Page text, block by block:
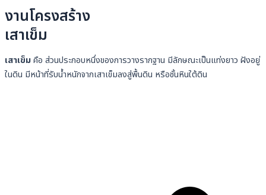
งานโครงสร้าง
เสาเข็ม
เสาเข็มคือ ส่วนประกอบหนึ่งของการวางรากฐาน มีลักษณะเป็นแท่งยาว ฝังอยู่
ในดิน มีหน้าที่รับน้ำหนักจากเสาเข็มลงสู่พื้นดิน หรือชั้นหินใต้ดิน